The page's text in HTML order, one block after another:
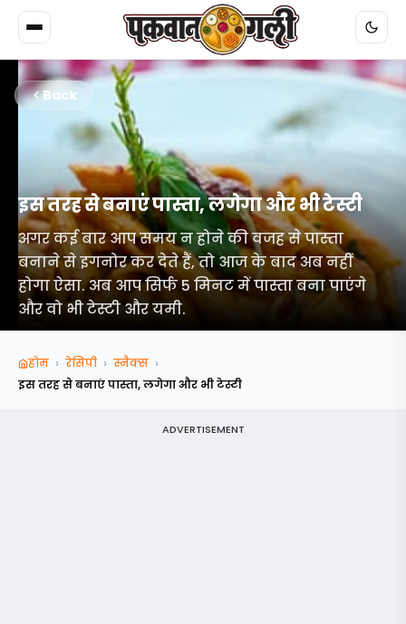
Back
इस तरह से बनाएं पास्ता, लगेगा और भी टेस्टी
अगर कई बार आप समय न होने की वजह से पास्ता
बनाने से इगनोर कर देते हैं, तो आज के बाद अब नहीं
होगा ऐसा. अब आप सिर्फ 5 मिनट में पास्ता बना पाएंगे
और वो भी टेस्टी और यमी.
होम › रेसिपी › स्‍नैक्‍स ›
इस तरह से बनाएं पास्ता, लगेगा और भी टेस्टी
ADVERTISEMENT